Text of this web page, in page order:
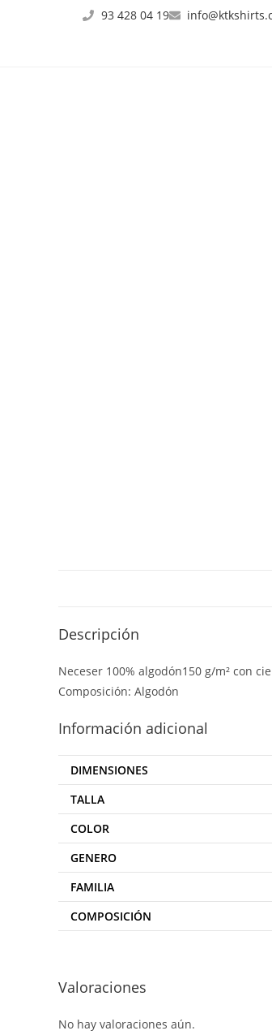
93 428 04 19
Descripción
Neceser 100% algodón150 g/m² con
Composición: Algodón
Información adicional
DIMENSIONES
TALLA
COLOR
GENERO
FAMILIA
COMPOSICIÓN
Valoraciones
No hay valoraciones aún.